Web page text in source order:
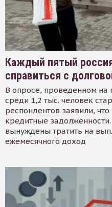
Каждый пятый
справиться с
В опросе, проведенном на
среди 1,2 тыс. человек
респондентов заявили,
кредитные
вынуждены тратить на
ежемесячного доход